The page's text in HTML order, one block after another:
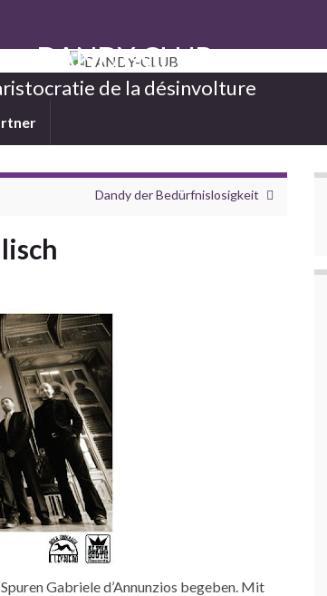
DANDY-CLUB
de la désinvolture
Dandy der Bedürfnislosigkeit
Gabriele d’Annunzios begeben. Mit